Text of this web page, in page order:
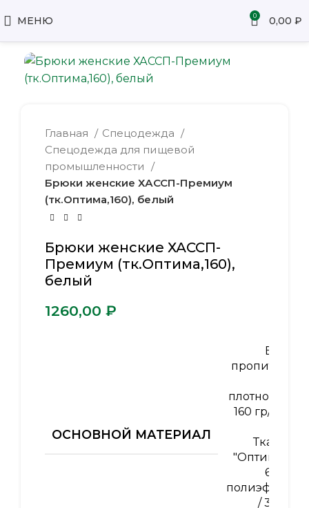
МЕНЮ 0 0,00 ₽
Главная
Спецодежда
Спецодежда для пищевой
промышленности
Брюки женские ХАССП-Премиум
(тк.Оптима,160), белый
Брюки женские ХАССП-
Премиум (тк.Оптима,160),
белый
₽
ОСНОВНОЙ МАТЕРИАЛ
ВО-
пропитка
плотность
160 гр/м2
Ткань
"Оптима"
65%
полиэфир
/ 35%